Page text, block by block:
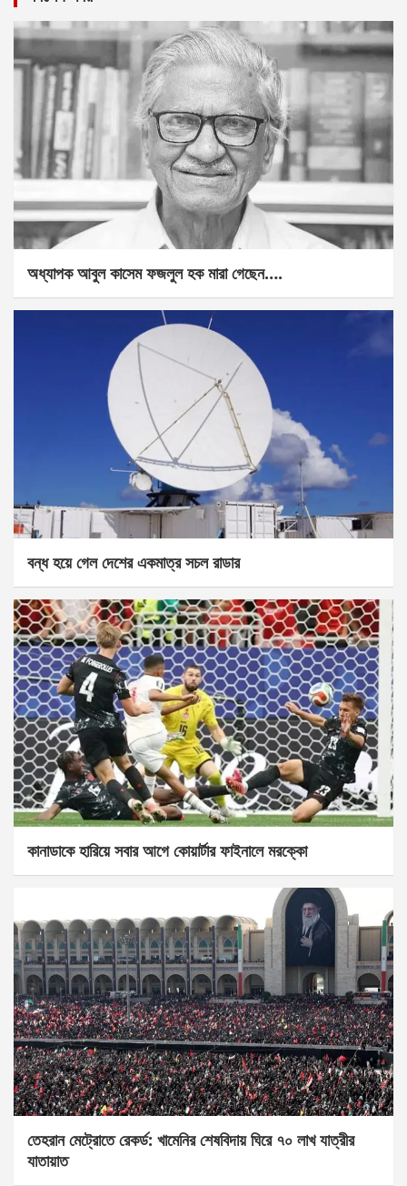
অধ্যাপক আবুল কাসেম ফজলুল হক মারা গেছেন….
বন্ধ হয়ে গেল দেশের একমাত্র সচল রাডার
কানাডাকে হারিয়ে সবার আগে কোয়ার্টার ফাইনালে মরক্কো
তেহরান মেট্রোতে রেকর্ড: খামেনির শেষবিদায় ঘিরে ৭০ লাখ যাত্রীর
যাতায়াত